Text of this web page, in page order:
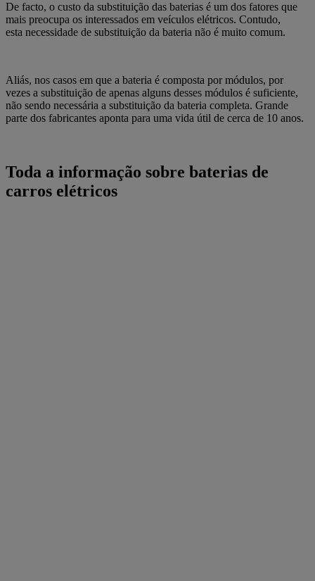
De facto, o custo da substituição das baterias é um dos fatores que
mais preocupa os interessados em veículos elétricos. Contudo,
esta necessidade de substituição da bateria não é muito comum.
Aliás, nos casos em que a bateria é composta por módulos, por
vezes a substituição de apenas alguns desses módulos é suficiente,
não sendo necessária a substituição da bateria completa. Grande
parte dos fabricantes aponta para uma vida útil de cerca de 10 anos.
Toda a informação sobre baterias de
carros elétricos